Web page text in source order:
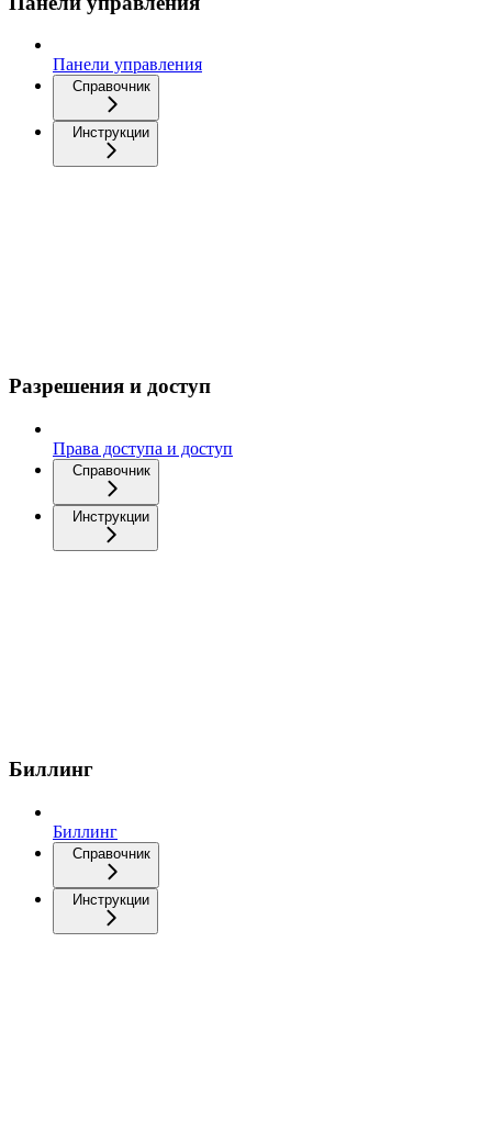
Панели управления
Справочник
Инструкции
Разрешения и доступ
Права доступа и доступ
Справочник
Инструкции
Биллинг
Биллинг
Справочник
Инструкции